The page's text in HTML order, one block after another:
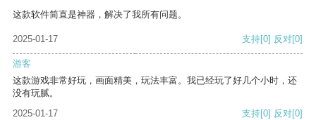
这款软件简直是神器，解决了我所有问题。
2025-01-17 支持[0] 反对[0]
游客
这款游戏非常好玩，画面精美，玩法丰富。我已经玩了好几个小时，还
没有玩腻。
2025-01-17
支持[0] 反对[0]